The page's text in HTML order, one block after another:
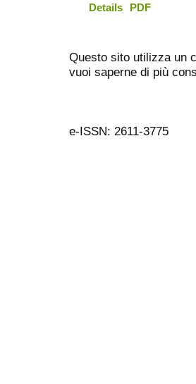
Details PDF
Questo sito utilizza un
vuoi saperne di più
e-ISSN: 2611-3775